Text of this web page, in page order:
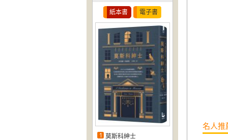
紙本書 電子書
莫斯科紳士
名人推